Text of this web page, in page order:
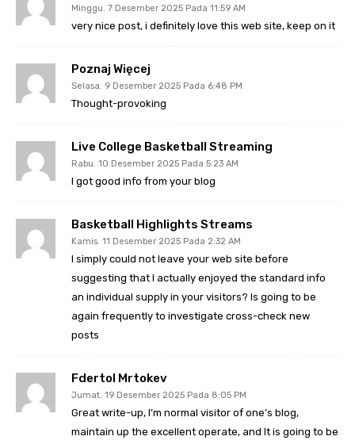
Minggu. 7 Desember 2025 Pada 11:59 AM
very nice post, i definitely love this web site, keep on it
Poznaj Więcej
Selasa. 9 Desember 2025 Pada 6:48 PM
Thought-provoking
Live College Basketball Streaming
Rabu. 10 Desember 2025 Pada 5:23 AM
I got good info from your blog
Basketball Highlights Streams
Kamis. 11 Desember 2025 Pada 2:32 AM
I simply could not leave your web site before
suggesting that I actually enjoyed the standard info
an individual supply in your visitors? Is going to be
again frequently to investigate cross-check new
posts
Fdertol Mrtokev
Jumat. 19 Desember 2025 Pada 8:05 PM
Great write-up, I’m normal visitor of one’s blog,
maintain up the excellent operate, and It is going to be